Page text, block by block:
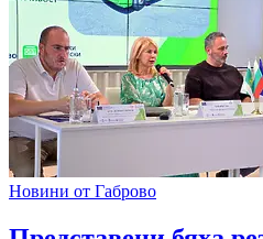
Новини от Габрово